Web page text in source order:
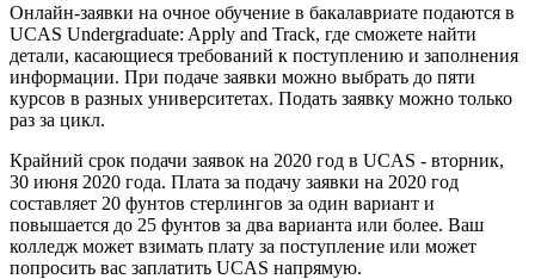
Онлайн-заявки на очное обучение в бакалавриате подаются в
UCAS Undergraduate: Apply and Track, где сможете найти
детали, касающиеся требований к поступлению и заполнения
информации. При подаче заявки можно выбрать до пяти
курсов в разных университетах. Подать заявку можно только
раз за цикл.
Крайний срок подачи заявок на 2020 год в UCAS - вторник,
30 июня 2020 года. Плата за подачу заявки на 2020 год
составляет 20 фунтов стерлингов за один вариант и
повышается до 25 фунтов за два варианта или более. Ваш
колледж может взимать плату за поступление или может
попросить вас заплатить UCAS напрямую.